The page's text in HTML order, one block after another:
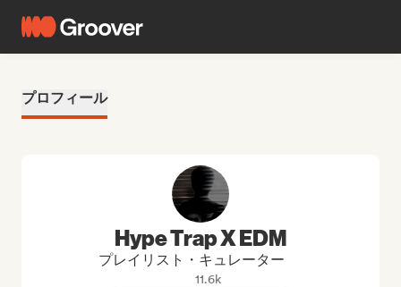
プロフィール
Hype Trap X EDM
プレイリスト・キュレーター
11.6k